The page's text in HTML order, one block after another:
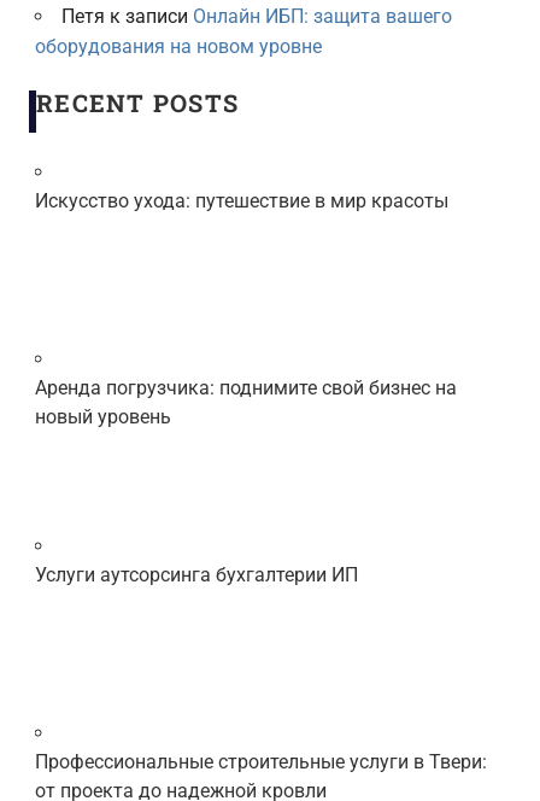
Петя к записи Онлайн ИБП: защита вашего
оборудования на новом уровне
RECENT POSTS
Искусство ухода: путешествие в мир красоты
Аренда погрузчика: поднимите свой бизнес на
новый уровень
Услуги аутсорсинга бухгалтерии ИП
Профессиональные строительные услуги в Твери:
от проекта до надежной кровли